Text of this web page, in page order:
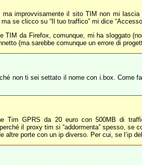
ma improvvisamente il sito TIM non mi
se clicco su “Il tuo traffico” mi dice
TIM da Firefox, comunque, mi ha sloggato
(ma sarebbe comunque un errore di
non ti sei settato il nome con i.box. Come
Tim GPRS da 20 euro con 500MB di
il proxy tim si “addormenta” spesso,
altre porte con un ip diverso. Per cui, se l’ip